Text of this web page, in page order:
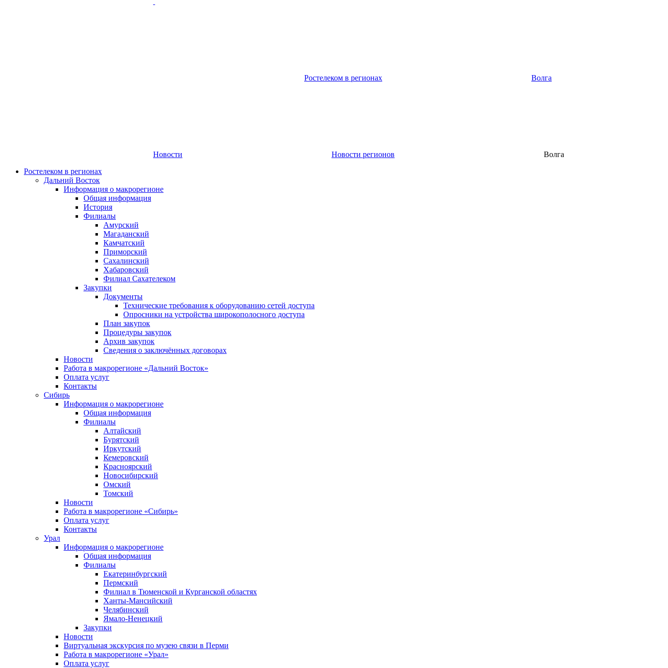
Ростелеком в регионах Волга
Новости Новости регионов
Волга
Ростелеком в регионах
Дальний Восток
Информация о макрорегионе
Общая информация
История
Филиалы
Амурский
Магаданский
Камчатский
Приморский
Сахалинский
Хабаровский
Филиал Сахателеком
Закупки
Документы
Технические требования к оборудованию сетей доступа
Опросники на устройства широкополосного доступа
План закупок
Процедуры закупок
Архив закупок
Сведения о заключённых договорах
Новости
Работа в макрорегионе «Дальний Восток»
Оплата услуг
Контакты
Сибирь
Информация о макрорегионе
Общая информация
Филиалы
Алтайский
Бурятский
Иркутский
Кемеровский
Красноярский
Новосибирский
Омский
Томский
Новости
Работа в макрорегионе «Сибирь»
Оплата услуг
Контакты
Урал
Информация о макрорегионе
Общая информация
Филиалы
Екатеринбургский
Пермский
Филиал в Тюменской и Курганской областях
Ханты-Мансийский
Челябинский
Ямало-Ненецкий
Закупки
Новости
Виртуальная экскурсия по музею связи в Перми
Работа в макрорегионе «Урал»
Оплата услуг